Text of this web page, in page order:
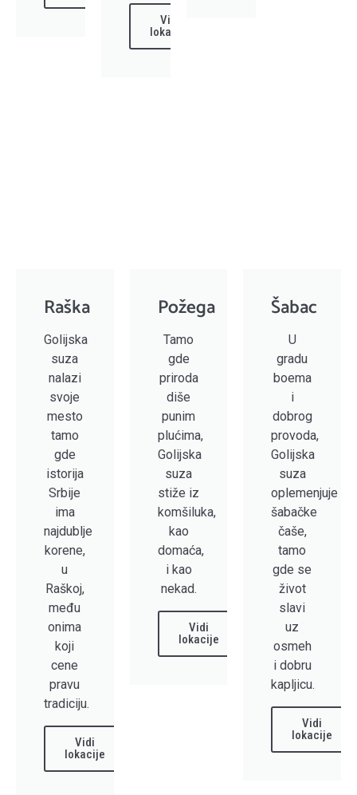
Vidi
lokacije
Raška
Golijska
suza
nalazi
svoje
mesto
tamo
gde
istorija
Srbije
ima
najdublje
korene,
u
Raškoj,
među
onima
koji
cene
pravu
tradiciju.
Vidi
lokacije
Požega
Tamo
gde
priroda
diše
punim
plućima,
Golijska
suza
stiže iz
komšiluka,
kao
domaća,
i kao
nekad.
Vidi
lokacije
Šabac
U
gradu
boema
i
dobrog
provoda,
Golijska
suza
oplemenjuje
šabačke
čaše,
tamo
gde se
život
slavi
uz
osmeh
i dobru
kapljicu.
Vidi
lokacije